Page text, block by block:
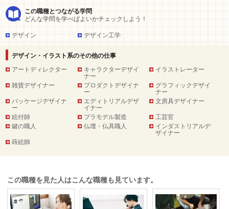
この職種とつながる学問
どんな学問を学べばよいかチェックしよう！
デザイン デザイン工学
デザイン・イラスト系のその他の仕事
アートディレクター
キャラクターデザイ
ナー
イラストレーター
雑貨デザイナー
プロダクトデザイナ
ー
グラフィックデザイ
ナー
パッケージデザイナ
ー
エディトリアルデザ
イナー
文房具デザイナー
絵付師 プラモデル製造
工芸官
鍵の職人
仏壇・仏具職人
インダストリアルデ
ザイナー
蒔絵師
この職種を見た人はこんな職種も見ています。